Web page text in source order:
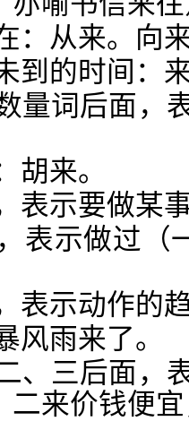
：从来。向
到的时间：
量词后面，
来。
表示要做某
表示做过（
表示动作的
雨来了。
、三后面，
二来价钱便